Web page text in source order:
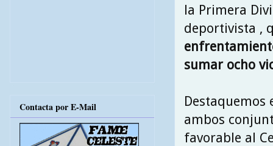
la Primera
deportivista ,
sumar ocho
ambos
favorable al
Contacta por E-Mail